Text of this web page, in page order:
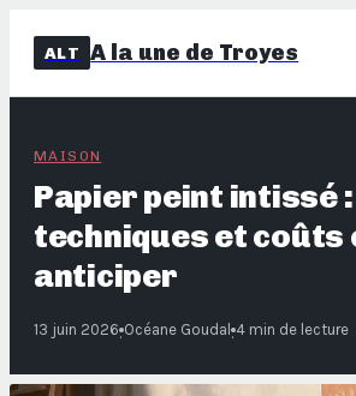
ALT A la une de Troyes
MAISON
Papier peint intissé
techniques et coûts
anticiper
13 juin 2026· Océane Goudal · 4 min de lecture